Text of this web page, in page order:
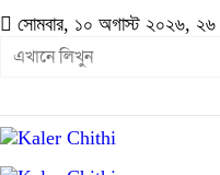
সোমবার, ১০ অগাস্ট ২০২৬, ২৬